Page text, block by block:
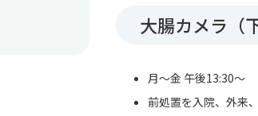
大腸カメラ（
月～金 午後13:30～
前処置を入院、外来